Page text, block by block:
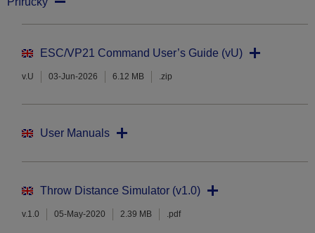
ESC/VP21 Command User’s Guide (vU)
v.U 03-Jun-2026 6.12 MB .zip
User Manuals
Throw Distance Simulator (v1.0)
v.1.0 05-May-2020 2.39 MB .pdf